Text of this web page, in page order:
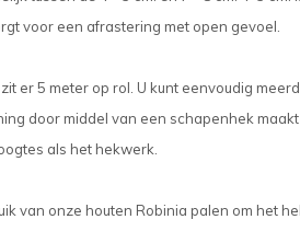
voor een afrastering met open gevoel.
er 5 meter op rol. U kunt eenvoudig
door middel van een schapenhek
als het hekwerk.
van onze houten Robinia palen om het